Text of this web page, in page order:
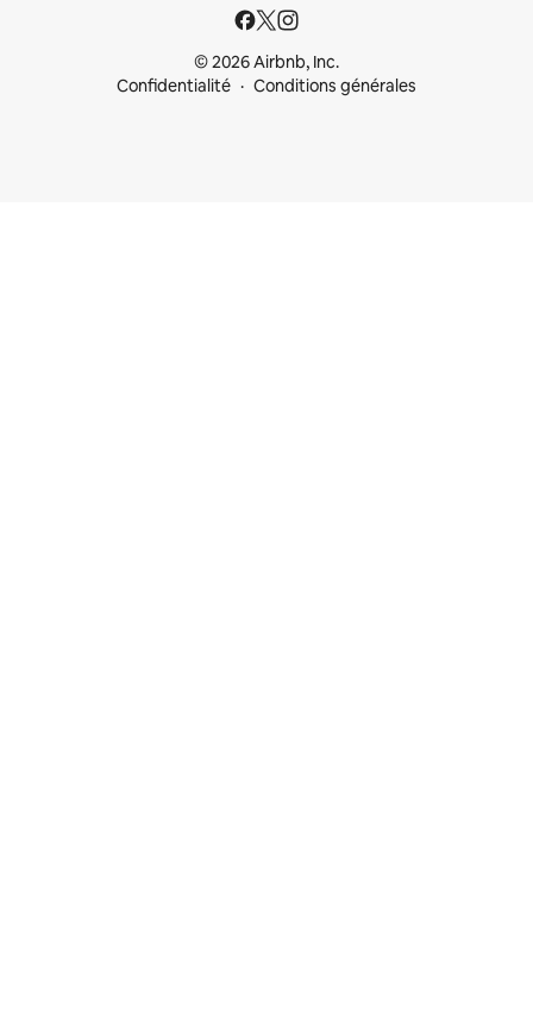
© 2026 Airbnb, Inc.
Confidentialité
Conditions générales